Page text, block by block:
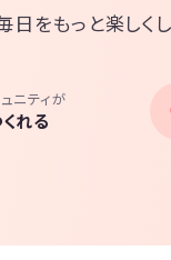
をもっと楽しくし
ニティが
れる